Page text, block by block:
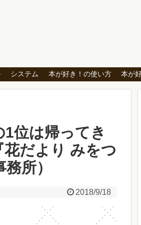
システム 本が好き！の使い方 本が
1位は帰ってき
だより みをつ
所）
2018/9/18